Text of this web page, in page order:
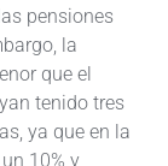
pensiones
la
que el
tenido tres
ya que en la
10% y